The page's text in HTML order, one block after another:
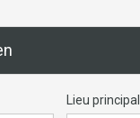
Lieu principal